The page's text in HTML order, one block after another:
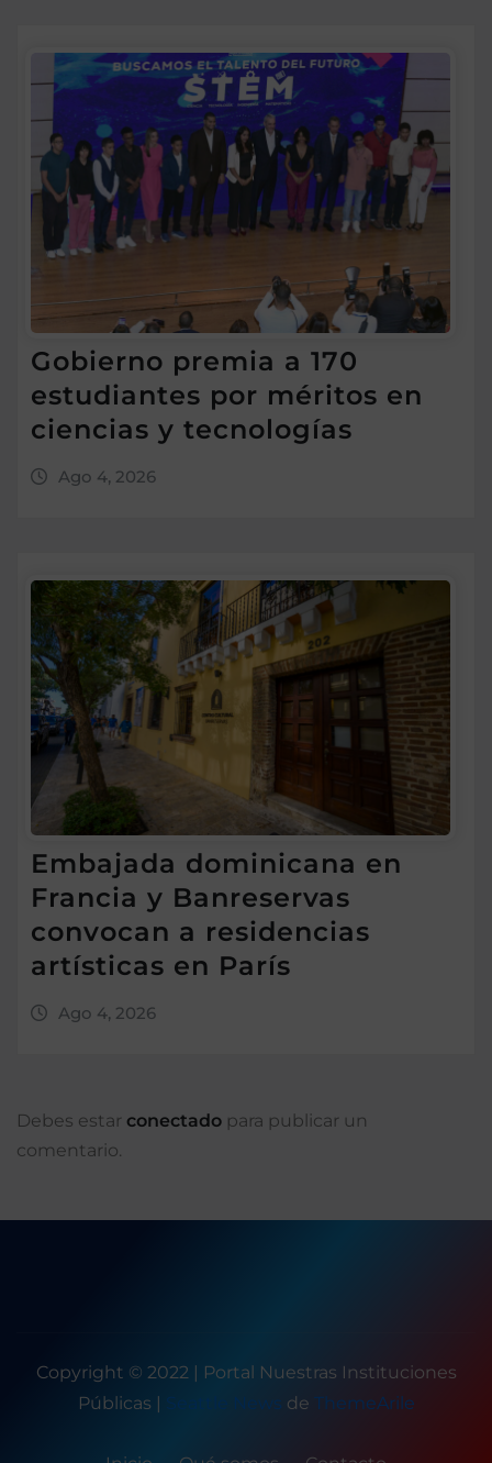
Gobierno premia a 170
estudiantes por méritos en
ciencias y tecnologías
Ago 4, 2026
Embajada dominicana en
Francia y Banreservas
convocan a residencias
artísticas en París
Ago 4, 2026
Debes estar conectado para publicar un
comentario.
Copyright © 2022 | Portal Nuestras Instituciones
Públicas | Seattle News de ThemeArile